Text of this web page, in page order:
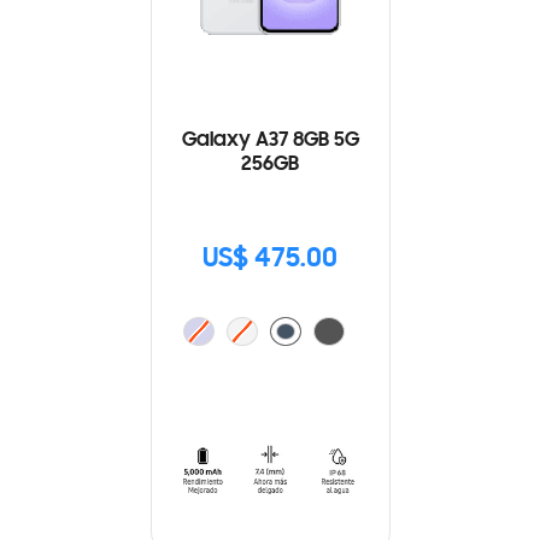
Galaxy A37 8GB 5G
256GB
US$ 475.00